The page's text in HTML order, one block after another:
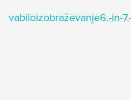
vabiloizobraževanje6.-in-